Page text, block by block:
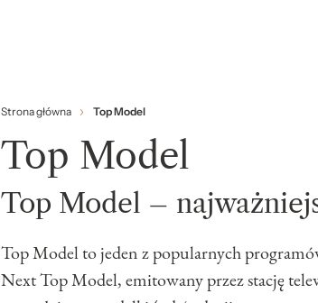
Strona główna Top Model
Top Model
Top Model –
Top Model to jeden z popularnych
Next Top Model, emitowany przez stację